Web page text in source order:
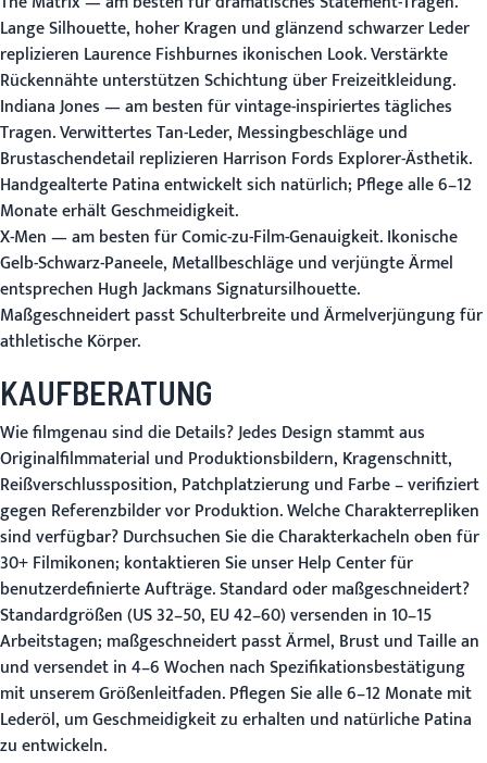
Lange Silhouette, hoher Kragen und glänzend schwarzer Leder
replizieren Laurence Fishburnes ikonischen Look. Verstärkte
Rückennähte unterstützen Schichtung über Freizeitkleidung.
Indiana Jones— am besten für vintage-inspiriertes tägliches
Tragen. Verwittertes Tan-Leder, Messingbeschläge und
Brustaschendetail replizieren Harrison Fords Explorer-Ästhetik.
Handgealterte Patina entwickelt sich natürlich; Pflege alle 6–12
Monate erhält Geschmeidigkeit.
X-Men— am besten für Comic-zu-Film-Genauigkeit. Ikonische
Gelb-Schwarz-Paneele, Metallbeschläge und verjüngte Ärmel
entsprechen Hugh Jackmans Signatursilhouette.
Maßgeschneidert passt Schulterbreite und Ärmelverjüngung für
athletische Körper.
KAUFBERATUNG
Wie filmgenau sind die Details?Jedes Design stammt aus
Originalfilmmaterial und Produktionsbildern, Kragenschnitt,
Reißverschlussposition, Patchplatzierung und Farbe – verifiziert
gegen Referenzbilder vor Produktion.Welche Charakterrepliken
sind verfügbar?Durchsuchen Sie die Charakterkacheln oben für
30+ Filmikonen; kontaktieren Sie unserHelp Centerfür
benutzerdefinierte Aufträge.Standard oder maßgeschneidert?
Standardgrößen (US 32–50, EU 42–60) versenden in 10–15
Arbeitstagen; maßgeschneidert passt Ärmel, Brust und Taille an
und versendet in 4–6 Wochen nach Spezifikationsbestätigung
mit unseremGrößenleitfaden. Pflegen Sie alle 6–12 Monate mit
Lederöl, um Geschmeidigkeit zu erhalten und natürliche Patina
zu entwickeln.